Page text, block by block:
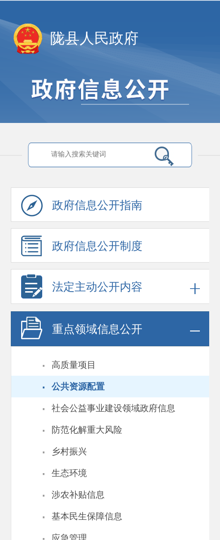
陇县人民政府
政府信息公开指南
政府信息公开制度
法定主动公开内容
重点领域信息公开
· 高质量项目
· 公共资源配置
· 社会公益事业建设领域政府信息
· 防范化解重大风险
· 乡村振兴
· 生态环境
· 涉农补贴信息
· 基本民生保障信息
应急管理